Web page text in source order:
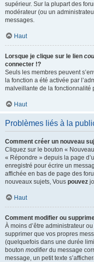
supérieur. Sur la plupart des
modérateur (ou un
messages.
Haut
Lorsque je clique sur le lien
connecter !?
Seuls les membres peuvent
la fonction a été activée par
malveillante de la fonctionnalité
Haut
Problèmes liés à la
Comment créer un nouveau
Cliquez sur le bouton «
« Répondre » depuis la page
enregistré pour écrire un
affichée en bas de page des
nouveaux sujets, Vous pouvez
Haut
Comment modifier ou
À moins d’être administrateur
supprimer que vos propres
(quelquefois dans une durée
bouton modifierdu message
message, un petit texte